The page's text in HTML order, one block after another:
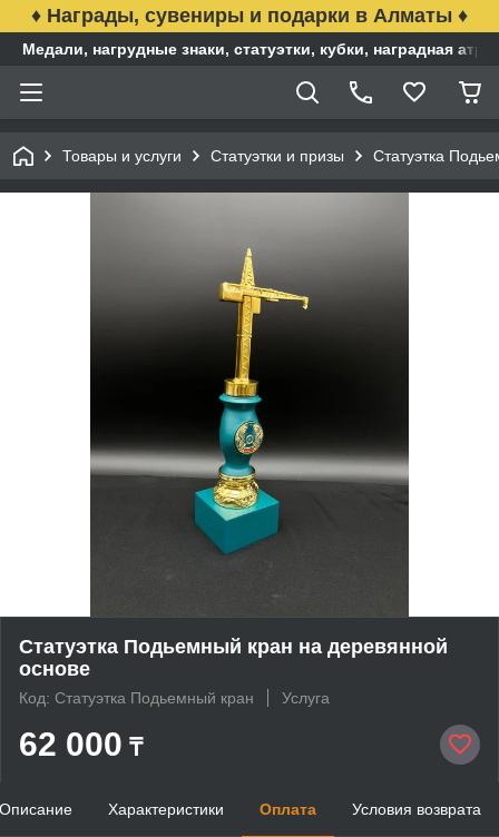
♦ Награды, сувениры и подарки в Алматы ♦
Медали, нагрудные знаки, статуэтки, кубки, наградная
Товары и услуги Статуэтки и призы Статуэтка
Статуэтка Подьемный кран на деревянной
основе
Код: Статуэтка Подьемный кран Услуга
62 000 ₸
Описание Характеристики Оплата Условия возврата